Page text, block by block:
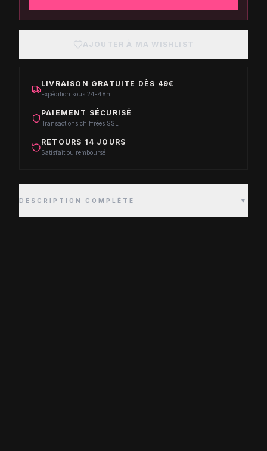
AJOUTER À MA WISHLIST
LIVRAISON GRATUITE DÈS 49€
Expédition sous 24-48h
PAIEMENT SÉCURISÉ
Transactions chiffrées SSL
RETOURS 14 JOURS
Satisfait ou remboursé
DESCRIPTION COMPLÈTE ▼